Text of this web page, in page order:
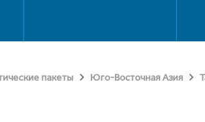
пакеты Юго-Восточная Азия